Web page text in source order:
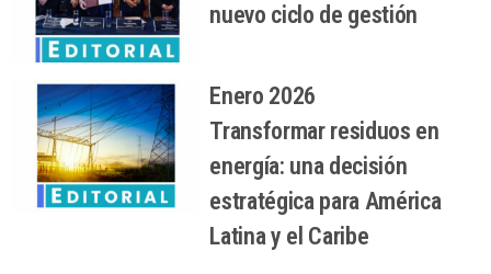
nuevo ciclo de gestión
Enero 2026
Transformar residuos en
energía: una decisión
estratégica para América
Latina y el Caribe